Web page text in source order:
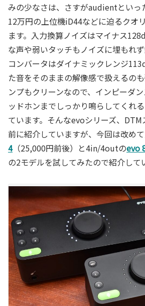
みの少なさは、さすがaudientといっ
12万円の上位機iD44などに迫るクオ
ます。入力換算ノイズはマイナス
な声や弱いタッチもノイズに埋もれず
コンバータはダイナミックレンジ
た音をそのままの解像感で扱えるの
ンプもクリーンなので、インピーダ
ッドホンまでしっかり鳴らしてくれ
ています。そんなevoシリーズ、
前に紹介していますが、今回は改め
4（25,000円前後）と4in/4outのevo
の2モデルを試してみたので紹介して